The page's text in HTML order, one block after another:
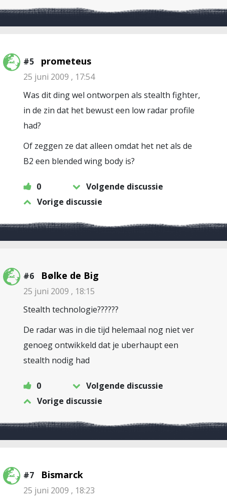
#5 prometeus
25 juni 2009 , 17:54
Was dit ding wel ontworpen als stealth fighter,
in de zin dat het bewust een low radar profile
had?
Of zeggen ze dat alleen omdat het net als de
B2 een blended wing body is?
0
Volgende discussie
Vorige discussie
#6 Bølke de Big
25 juni 2009 , 18:15
Stealth technologie??????
De radar was in die tijd helemaal nog niet ver
genoeg ontwikkeld dat je uberhaupt een
stealth nodig had
0
Volgende discussie
Vorige discussie
#7 Bismarck
25 juni 2009 , 18:23